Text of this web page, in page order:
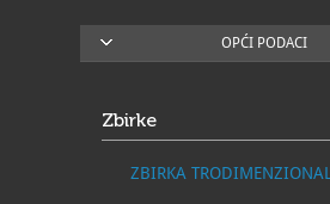
OPĆI PODACI
Zbirke
ZBIRKA